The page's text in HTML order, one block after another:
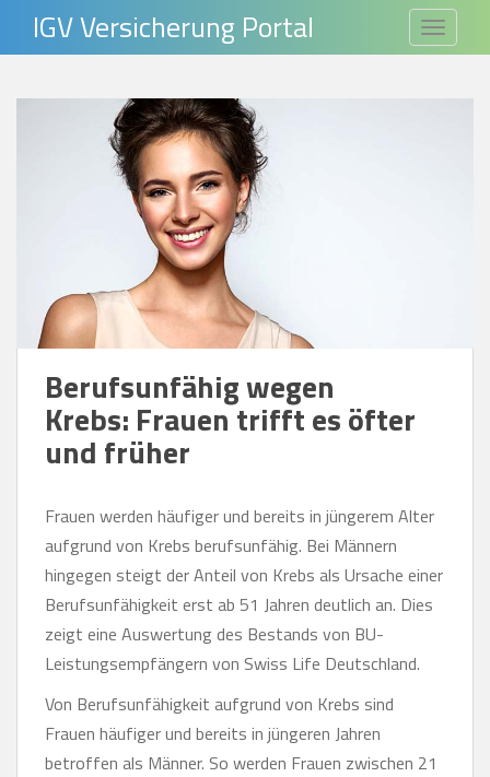
IGV Versicherung Portal
Berufsunfähig wegen
Krebs: Frauen trifft es öfter
und früher
Frauen werden häufiger und bereits in jüngerem Alter
aufgrund von Krebs berufsunfähig. Bei Männern
hingegen steigt der Anteil von Krebs als Ursache einer
Berufsunfähigkeit erst ab 51 Jahren deutlich an. Dies
zeigt eine Auswertung des Bestands von BU-
Leistungsempfängern von Swiss Life Deutschland.
Von Berufsunfähigkeit aufgrund von Krebs sind
Frauen häufiger und bereits in jüngeren Jahren
betroffen als Männer. So werden Frauen zwischen 21